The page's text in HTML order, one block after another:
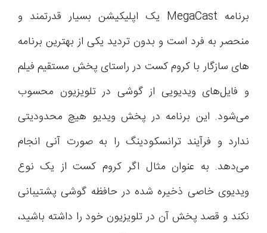
برنامه MegaCast یک اپلیکیشن بسیار قدرتمند و
منحصر به فرد است و بدون تردید یکی از بهترین برنامه
های سازگار با کروم کست در راستای پخش مستقیم فیلم
و فایل‌های ویدیویی از گوشی در تلویزیون محسوب
می‌شود. این برنامه در پخش ویدیو هیچ محدودیتی
ندارد و فرآیند ترانسکودینگ را به صورت آنی انجام
می‌دهد. به عنوان مثال اگر کروم کست از یک نوع
ویدیوی خاصی ذخیره شده در حافظه گوشی پشتیبانی
نکند و قصد پخش آن در تلویزیون خود را داشته باشید،